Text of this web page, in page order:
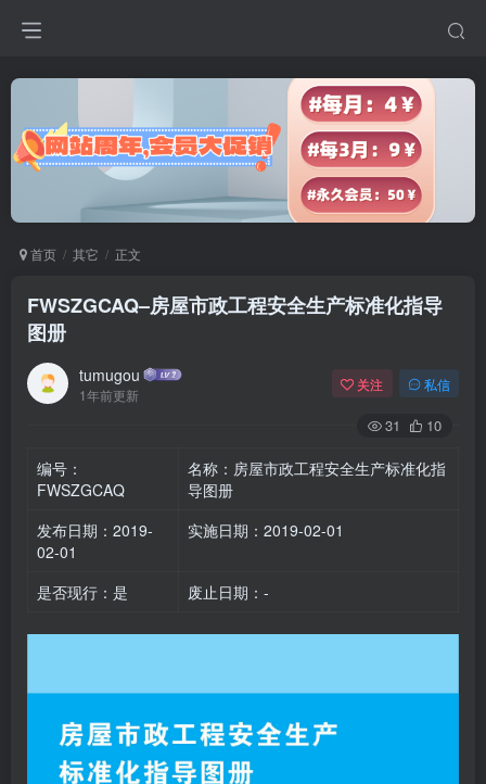
首页 其它 正文
FWSZGCAQ–房屋市政工程安全生产标准化指导
图册
tumugou
1年前更新
关注 私信
31 10
编号：
FWSZGCAQ
名称：房屋市政工程安全生产标准化指
导图册
发布日期：2019-
02-01
实施日期：2019-02-01
是否现行：是 废止日期：-